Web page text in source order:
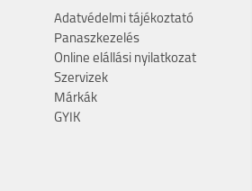
Adatvédelmi tájékoztató
Panaszkezelés
Online elállási nyilatkozat
Szervizek
Márkák
GYIK